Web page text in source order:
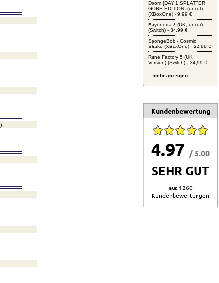
)
Doom [DAY 1 SPLATTER
GORE EDITION] (uncut)
(XBoxOne) - 9,99 €
Bayonetta 3 (UK, uncut)
(Switch) - 34,99 €
SpongeBob - Cosmic
Shake (XBoxOne) - 22,99 €
Rune Factory 5 (UK
Version) (Switch) - 34,99 €
...mehr anzeigen
Kundenbewertung
4.97 / 5.00
SEHR GUT
aus 1260
Kundenbewertungen